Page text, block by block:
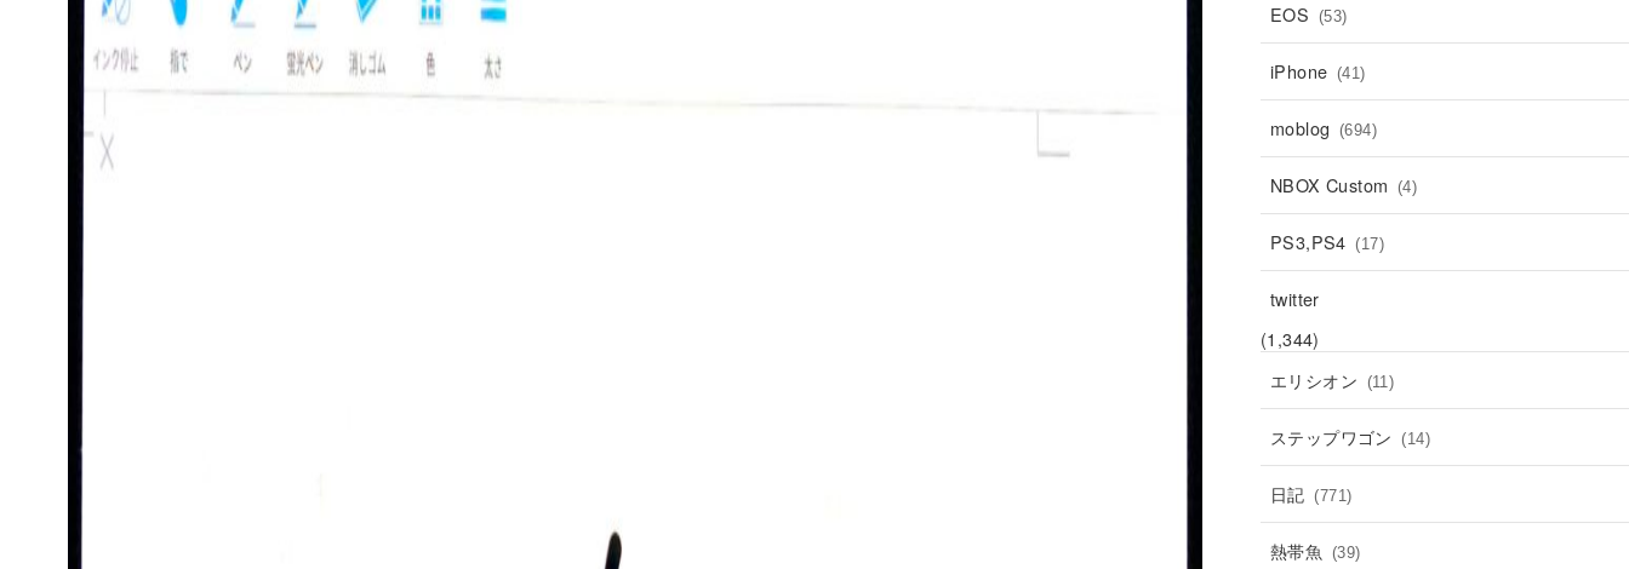
EOS (53)
iPhone (41)
moblog (694)
NBOX Custom (4)
PS3,PS4 (17)
twitter
(1,344)
エリシオン (11)
ステップワゴン (14)
日記 (771)
熱帯魚 (39)